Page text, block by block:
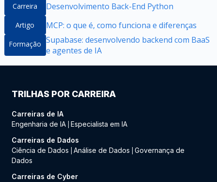
Carreira Desenvolvimento Back-End Python
Artigo MCP: o que é, como funciona e diferenças
Formação Supabase: desenvolvendo backend com BaaS
e agentes de IA
TRILHAS POR CARREIRA
Carreiras de IA
Engenharia de IA Especialista em IA
Carreiras de Dados
Ciência de Dados
Análise de Dados
Governança de
Dados
Carreiras de Cyber